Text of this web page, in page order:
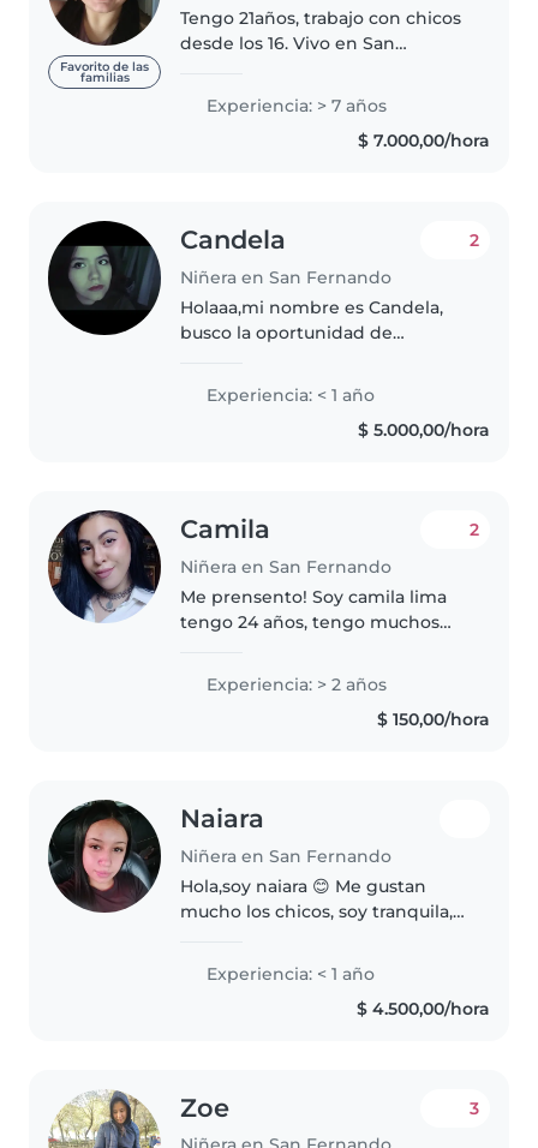
Favorito de las
familias
Tengo 21años, trabajo con chicos
desde los 16. Vivo en San
belgrano el Profesorado de Nivel
Inicial en el Normal 10. Estudié
distintos tipos de artes,..
Experiencia: > 7 años
$ 7.000,00/hora
Candela
Niñera en San Fernando
2
Holaaa,mi nombre es Candela,
busco la oportunidad de
experiencia no es tanta,pero me
llevo bien con los niños,me gusta
Experiencia: < 1 año
$ 5.000,00/hora
Camila
Niñera en San Fernando
2
Me prensento! Soy camila lima
tengo 24 años, tengo muchos
niños! soy bailarina, canto, me
gusta mucho hacer juegos, soy
deportista, entrenadora, ayudo
Experiencia: > 2 años
$ 150,00/hora
Naiara
Niñera en San Fernando
Hola,soy naiara 😊 Me gustan
mucho los chicos, soy tranquila,
estar atenta a lo que necesiten.
Soy responsable y puntual,..
Experiencia: < 1 año
$ 4.500,00/hora
Zoe 3